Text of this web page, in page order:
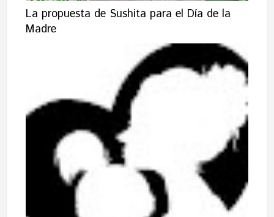
La propuesta de Sushita para el Día de la
Madre